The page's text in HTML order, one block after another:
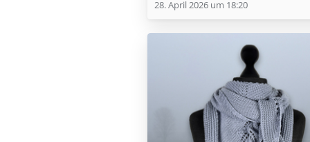
28. April 2026 um 18:20